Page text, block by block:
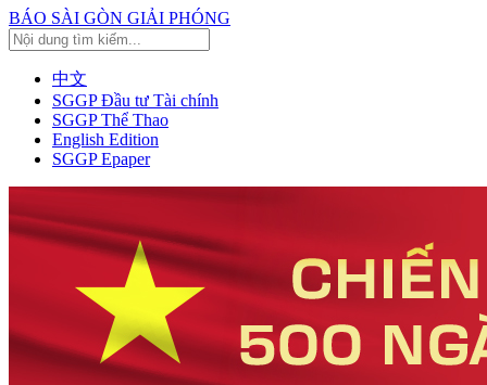
BÁO SÀI GÒN GIẢI PHÓNG
中文
SGGP Đầu tư Tài chính
SGGP Thể Thao
English Edition
SGGP Epaper